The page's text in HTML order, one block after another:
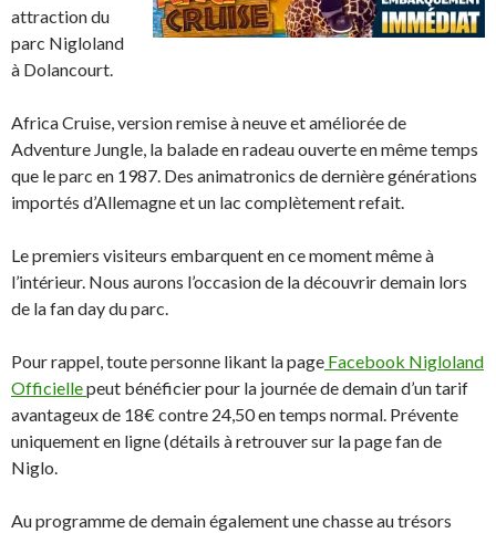
attraction du
parc Nigloland
à Dolancourt.
Africa Cruise, version remise à neuve et améliorée de
Adventure Jungle, la balade en radeau ouverte en même temps
que le parc en 1987. Des animatronics de dernière générations
importés d’Allemagne et un lac complètement refait.
Le premiers visiteurs embarquent en ce moment même à
l’intérieur. Nous aurons l’occasion de la découvrir demain lors
de la fan day du parc.
Pour rappel, toute personne likant la page Facebook Nigloland
Officiellepeut bénéficier pour la journée de demain d’un tarif
avantageux de 18€ contre 24,50 en temps normal. Prévente
uniquement en ligne (détails à retrouver sur la page fan de
Niglo.
Au programme de demain également une chasse au trésors